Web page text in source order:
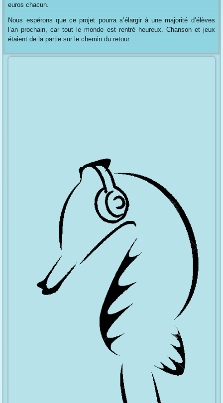
euros chacun.
Nous espérons que ce projet pourra s’élargir à une majorité d’élèves
l’an prochain, car tout le monde est rentré heureux. Chanson et jeux
étaient de la partie sur le chemin du retour.